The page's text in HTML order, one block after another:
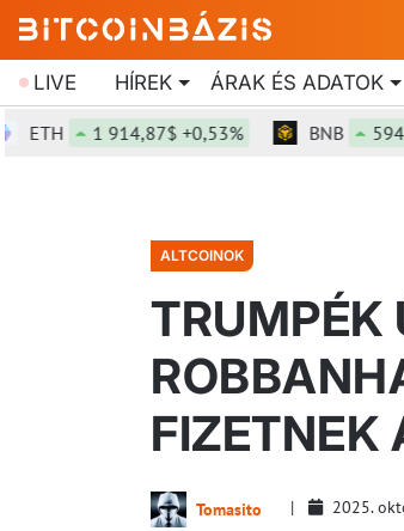
LIVE HÍREK ÁRAK ÉS ADATOK
1 914,87$ +0,53% BNB 594,06$
ALTCOINOK
TRUMPÉK
FIZETNEK
Tomasito 2025.